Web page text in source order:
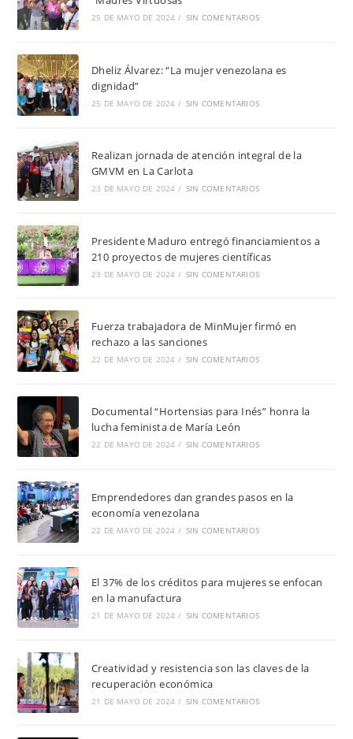
25 DE MAYO DE 2024 / SIN COMENTARIOS
Dheliz Álvarez: “La mujer venezolana es
dignidad”
25 DE MAYO DE 2024 / SIN COMENTARIOS
Realizan jornada de atención integral de la
GMVM en La Carlota
23 DE MAYO DE 2024 / SIN COMENTARIOS
Presidente Maduro entregó financiamientos a
210 proyectos de mujeres científicas
23 DE MAYO DE 2024 / SIN COMENTARIOS
Fuerza trabajadora de MinMujer firmó en
rechazo a las sanciones
22 DE MAYO DE 2024 / SIN COMENTARIOS
Documental “Hortensias para Inés” honra la
lucha feminista de María León
22 DE MAYO DE 2024 / SIN COMENTARIOS
Emprendedores dan grandes pasos en la
economía venezolana
22 DE MAYO DE 2024 / SIN COMENTARIOS
El 37% de los créditos para mujeres se enfocan
en la manufactura
21 DE MAYO DE 2024 / SIN COMENTARIOS
Creatividad y resistencia son las claves de la
recuperación económica
21 DE MAYO DE 2024 / SIN COMENTARIOS